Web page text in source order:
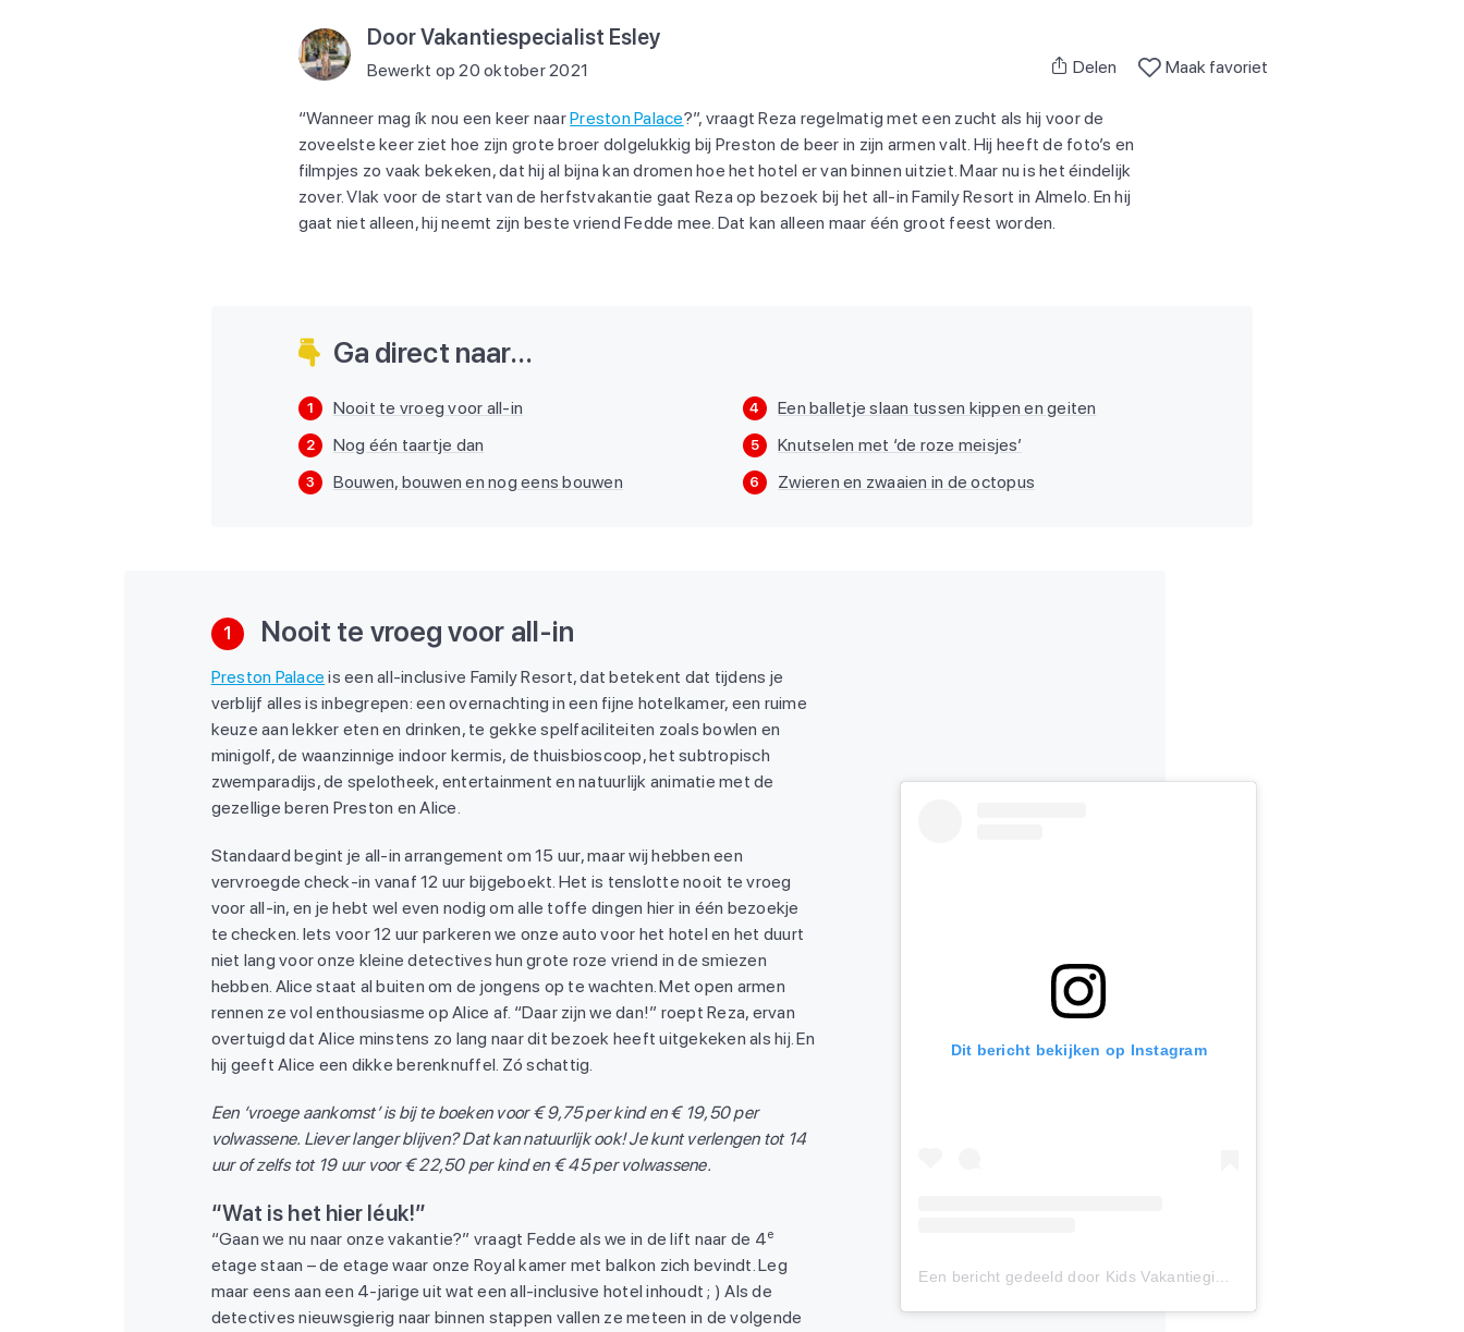
Door Vakantiespecialist Esley
Bewerkt op 20 oktober 2021 Delen Maak favoriet
“Wanneer mag ík nou een keer naarPreston Palace?”, vraagt Reza regelmatig met een zucht als hij voor de
zoveelste keer ziet hoe zijn grote broer dolgelukkig bij Preston de beer in zijn armen valt. Hij heeft de foto’s en
filmpjes zo vaak bekeken, dat hij al bijna kan dromen hoe het hotel er van binnen uitziet. Maar nu is het éindelijk
zover. Vlak voor de start van de herfstvakantie gaat Reza op bezoek bij het all-in Family Resort in Almelo. En hij
gaat niet alleen, hij neemt zijn beste vriend Fedde mee. Dat kan alleen maar één groot feest worden.
Ga direct naar...
1 Nooit te vroeg voor all-in
2 Nog één taartje dan
3 Bouwen, bouwen en nog eens bouwen
4 Een balletje slaan tussen kippen en geiten
5 Knutselen met ‘de roze meisjes’
6 Zwieren en zwaaien in de octopus
1 Nooit te vroeg voor all-in
Preston Palace is een all-inclusive Family Resort, dat betekent dat tijdens je
verblijf alles is inbegrepen: een overnachting in een fijne hotelkamer, een ruime
keuze aan lekker eten en drinken, te gekke spelfaciliteiten zoals bowlen en
minigolf, de waanzinnige indoor kermis, de thuisbioscoop, het subtropisch
zwemparadijs, de spelotheek, entertainment en natuurlijk animatie met de
gezellige beren Preston en Alice.
Standaard begint je all-in arrangement om 15 uur, maar wij hebben een
vervroegde check-in vanaf 12 uur bijgeboekt. Het is tenslotte nooit te vroeg
voor all-in, en je hebt wel even nodig om alle toffe dingen hier in één bezoekje
te checken. Iets voor 12 uur parkeren we onze auto voor het hotel en het duurt
niet lang voor onze kleine detectives hun grote roze vriend in de smiezen
hebben. Alice staat al buiten om de jongens op te wachten. Met open armen
rennen ze vol enthousiasme op Alice af. “Daar zijn we dan!” roept Reza, ervan
overtuigd dat Alice minstens zo lang naar dit bezoek heeft uitgekeken als hij. En
hij geeft Alice een dikke berenknuffel. Zó schattig.
Een ‘vroege aankomst’ is bij te boeken voor € 9,75 per kind en € 19,50 per
volwassene. Liever langer blijven? Dat kan natuurlijk ook! Je kunt verlengen tot 14
uur of zelfs tot 19 uur voor € 22,50 per kind en € 45 per volwassene.
“Wat is het hier léuk!”
“Gaan we nu naar onze vakantie?” vraagt Fedde als we in de lift naar de 4e
etage staan – de etage waar onze Royal kamer met balkon zich bevindt. Leg
maar eens aan een 4-jarige uit wat een all-inclusive hotel inhoudt ; ) Als de
detectives nieuwsgierig naar binnen stappen vallen ze meteen in de volgende
Dit bericht bekijken op Instagram
Een bericht gedeeld door Kids Vakantiegids (@kidsvakantiegids)